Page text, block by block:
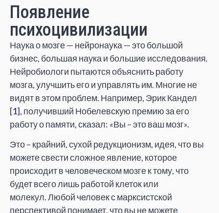
Появление
психоцивилизации
Наука о мозге — нейронаука — это большой
бизнес, большая наука и большие исследования.
Нейробиологи пытаются объяснить работу
мозга, улучшить его и управлять им. Многие не
видят в этом проблем. Например, Эрик Кандел
[1], получивший Нобелевскую премию за его
работу о памяти, сказал: «Вы – это ваш мозг».
Это – крайний, сухой редукционизм, идея, что вы
можете свести сложное явление, которое
происходит в человеческом мозге к тому, что
будет всего лишь работой клеток или
молекул. Любой человек с марксистской
перспективой понимает, что вы не можете